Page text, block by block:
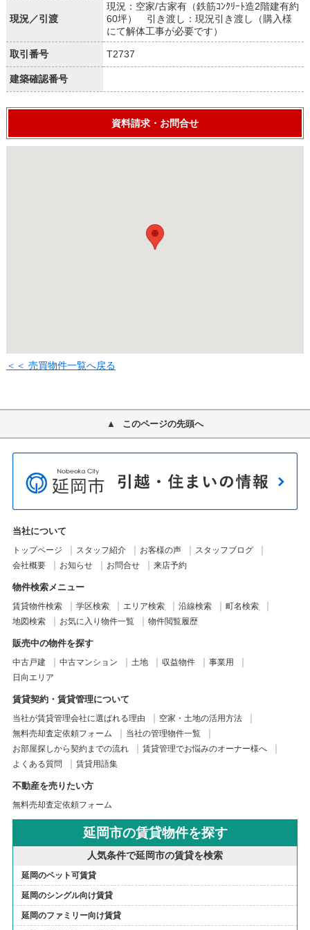
現況／引渡
現況：空家/古家有（鉄筋ｺﾝｸﾘｰﾄ造2階建有約
60坪） 引き渡し：現況引き渡し（購入様
にて解体工事が必要です）
取引番号 T2737
建築確認番号
資料請求・お問合せ
＜＜ 売買物件一覧へ戻る
このページの先頭へ
当社について
トップページ スタッフ紹介 お客様の声
スタッフブログ
会社概要
お知らせ お問合せ 来店予約
物件検索メニュー
賃貸物件検索 学区検索 エリア検索 沿線検索
町名検索
地図検索
お気に入り物件一覧 物件閲覧履歴
販売中の物件を探す
中古戸建 中古マンション 土地 収益物件
事業用
日向エリア
賃貸契約・賃貸管理について
当社が賃貸管理会社に選ばれる理由
空家・土地の活用方法
無料売却査定依頼フォーム
当社の管理物件一覧
お部屋探しから契約までの流れ
賃貸管理でお悩みのオーナー様へ
よくある質問
賃貸用語集
不動産を売りたい方
無料売却査定依頼フォーム
延岡市の賃貸物件を探す
人気条件で延岡市の賃貸を検索
延岡のペット可賃貸
延岡のシングル向け賃貸
延岡のファミリー向け賃貸